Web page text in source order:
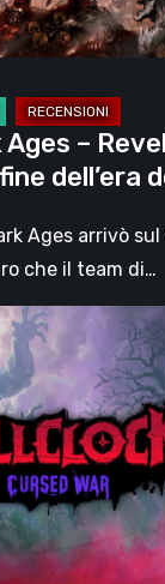
Ages –
dell’era
Ages arrivò
che il team di…